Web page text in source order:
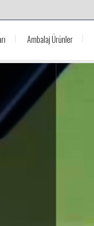
Ambalaj Ürünler